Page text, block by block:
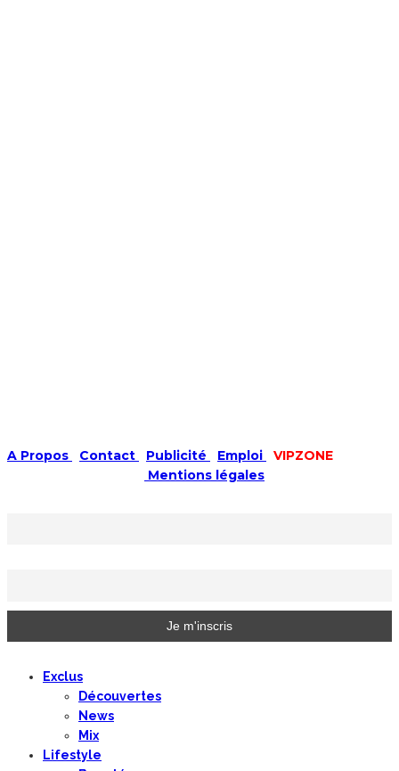
A Propos Contact Publicité Emploi
VIPZONE
Mentions légales
Exclus
Découvertes
News
Mix
Lifestyle